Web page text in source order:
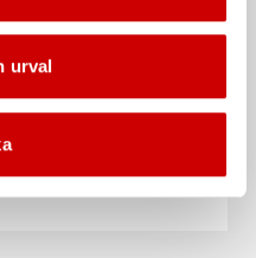
urval
CR2032-3V